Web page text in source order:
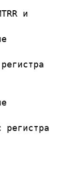
и
регистра